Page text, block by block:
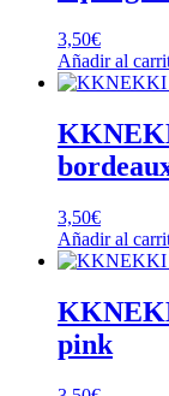
3,50€
Añadir al
3,50€
Añadir al
pink